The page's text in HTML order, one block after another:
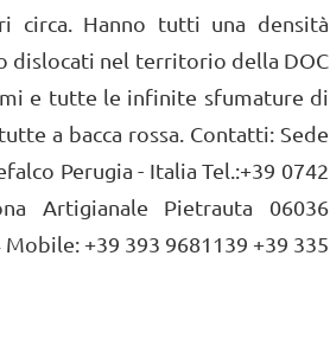
circa. Hanno tutti una densità
dislocati nel territorio della DOC
e tutte le infinite sfumature di
a bacca rossa. Contatti: Sede
Perugia - Italia Tel.:+39 0742
Artigianale Pietrauta 06036
+39 393 9681139 +39 335